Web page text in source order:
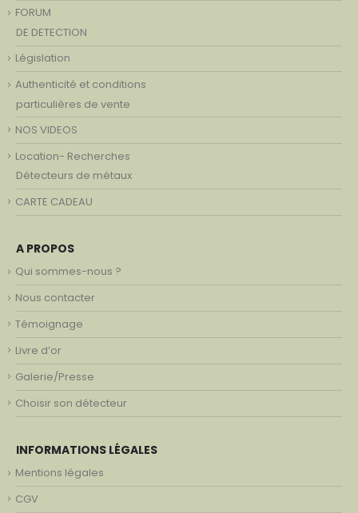
FORUM
DE DETECTION
Législation
Authenticité et conditions
particulières de vente
NOS VIDEOS
Location- Recherches
Détecteurs de métaux
CARTE CADEAU
A PROPOS
Qui sommes-nous ?
Nous contacter
Témoignage
Livre d’or
Galerie/Presse
Choisir son détecteur
INFORMATIONS LÉGALES
Mentions légales
CGV